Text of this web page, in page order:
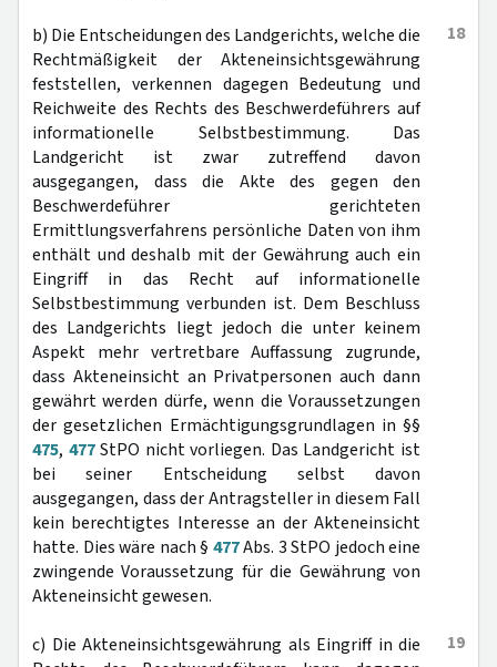
18
b) Die Entscheidungen des Landgerichts, welche die
Rechtmäßigkeit der Akteneinsichtsgewährung
feststellen, verkennen dagegen Bedeutung und
Reichweite des Rechts des Beschwerdeführers auf
informationelle Selbstbestimmung. Das
Landgericht ist zwar zutreffend davon
ausgegangen, dass die Akte des gegen den
Beschwerdeführer gerichteten
Ermittlungsverfahrens persönliche Daten von ihm
enthält und deshalb mit der Gewährung auch ein
Eingriff in das Recht auf informationelle
Selbstbestimmung verbunden ist. Dem Beschluss
des Landgerichts liegt jedoch die unter keinem
Aspekt mehr vertretbare Auffassung zugrunde,
dass Akteneinsicht an Privatpersonen auch dann
gewährt werden dürfe, wenn die Voraussetzungen
der gesetzlichen Ermächtigungsgrundlagen in §§
475, 477StPO nicht vorliegen. Das Landgericht ist
bei seiner Entscheidung selbst davon
ausgegangen, dass der Antragsteller in diesem Fall
kein berechtigtes Interesse an der Akteneinsicht
hatte. Dies wäre nach § 477Abs. 3 StPO jedoch eine
zwingende Voraussetzung für die Gewährung von
Akteneinsicht gewesen.
19
c) Die Akteneinsichtsgewährung als Eingriff in die